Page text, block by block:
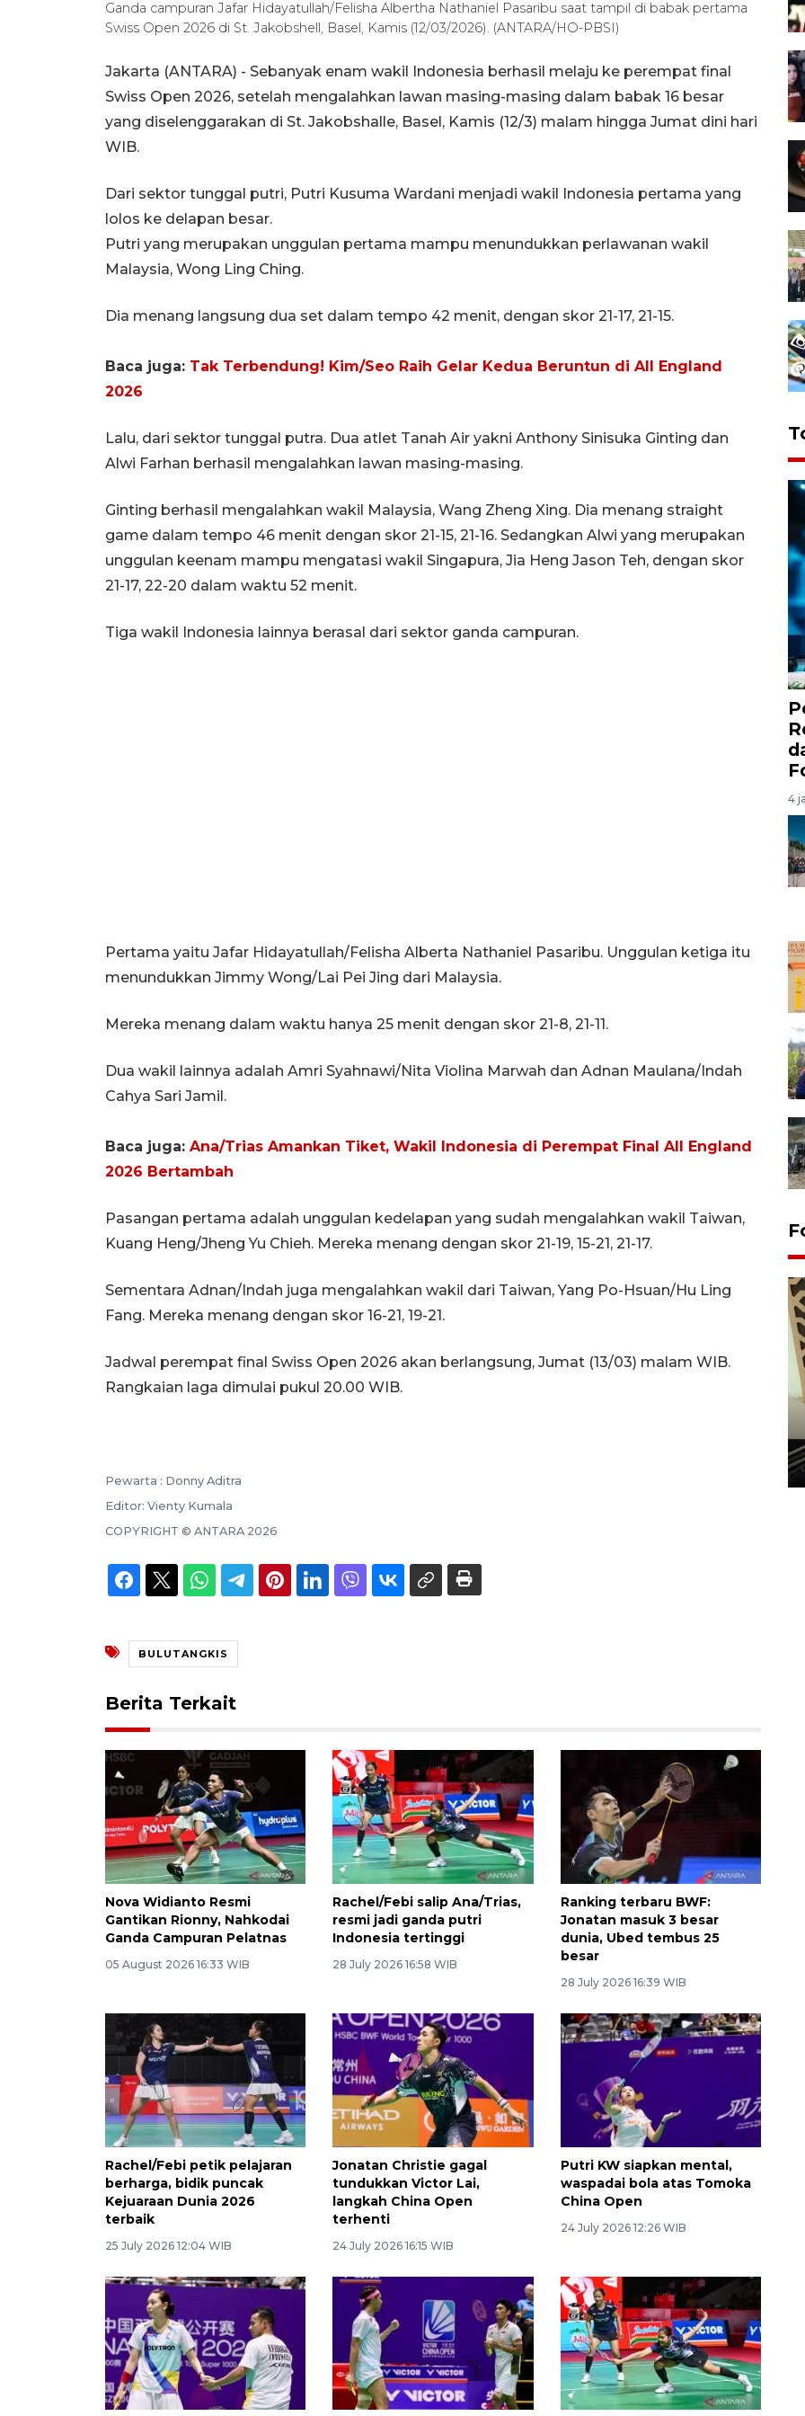
Ganda campuran Jafar Hidayatullah/Felisha Albertha Nathaniel Pasaribu saat tampil di babak pertama
Swiss Open 2026 di St. Jakobshell, Basel, Kamis (12/03/2026). (ANTARA/HO-PBSI)
Jakarta (ANTARA) - Sebanyak enam wakil Indonesia berhasil melaju ke perempat final
Swiss Open 2026, setelah mengalahkan lawan masing-masing dalam babak 16 besar
yang diselenggarakan di St. Jakobshalle, Basel, Kamis (12/3) malam hingga Jumat dini hari
WIB.
Dari sektor tunggal putri, Putri Kusuma Wardani menjadi wakil Indonesia pertama yang
lolos ke delapan besar.
Putri yang merupakan unggulan pertama mampu menundukkan perlawanan wakil
Malaysia, Wong Ling Ching.
Dia menang langsung dua set dalam tempo 42 menit, dengan skor 21-17, 21-15.
Baca juga: Tak Terbendung! Kim/Seo Raih Gelar Kedua Beruntun di All England
2026
Lalu, dari sektor tunggal putra. Dua atlet Tanah Air yakni Anthony Sinisuka Ginting dan
Alwi Farhan berhasil mengalahkan lawan masing-masing.
Ginting berhasil mengalahkan wakil Malaysia, Wang Zheng Xing. Dia menang straight
game dalam tempo 46 menit dengan skor 21-15, 21-16. Sedangkan Alwi yang merupakan
unggulan keenam mampu mengatasi wakil Singapura, Jia Heng Jason Teh, dengan skor
21-17, 22-20 dalam waktu 52 menit.
Tiga wakil Indonesia lainnya berasal dari sektor ganda campuran.
Pertama yaitu Jafar Hidayatullah/Felisha Alberta Nathaniel Pasaribu. Unggulan ketiga itu
menundukkan Jimmy Wong/Lai Pei Jing dari Malaysia.
Mereka menang dalam waktu hanya 25 menit dengan skor 21-8, 21-11.
Dua wakil lainnya adalah Amri Syahnawi/Nita Violina Marwah dan Adnan Maulana/Indah
Cahya Sari Jamil.
Baca juga: Ana/Trias Amankan Tiket, Wakil Indonesia di Perempat Final All England
2026 Bertambah
Pasangan pertama adalah unggulan kedelapan yang sudah mengalahkan wakil Taiwan,
Kuang Heng/Jheng Yu Chieh. Mereka menang dengan skor 21-19, 15-21, 21-17.
Sementara Adnan/Indah juga mengalahkan wakil dari Taiwan, Yang Po-Hsuan/Hu Ling
Fang. Mereka menang dengan skor 16-21, 19-21.
Jadwal perempat final Swiss Open 2026 akan berlangsung, Jumat (13/03) malam WIB.
Rangkaian laga dimulai pukul 20.00 WIB.
Pewarta : Donny Aditra
Editor: Vienty Kumala
COPYRIGHT © ANTARA 2026
BULUTANGKIS
Berita Terkait
Nova Widianto Resmi
Gantikan Rionny, Nahkodai
Ganda Campuran Pelatnas
05 August 2026 16:33 WIB
Rachel/Febi salip Ana/Trias,
resmi jadi ganda putri
Indonesia tertinggi
28 July 2026 16:58 WIB
Ranking terbaru BWF:
Jonatan masuk 3 besar
dunia, Ubed tembus 25
besar
28 July 2026 16:39 WIB
Rachel/Febi petik pelajaran
berharga, bidik puncak
Kejuaraan Dunia 2026
terbaik
25 July 2026 12:04 WIB
Jonatan Christie gagal
tundukkan Victor Lai,
langkah China Open
terhenti
24 July 2026 16:15 WIB
Putri KW siapkan mental,
waspadai bola atas Tomoka
China Open
24 July 2026 12:26 WIB
4